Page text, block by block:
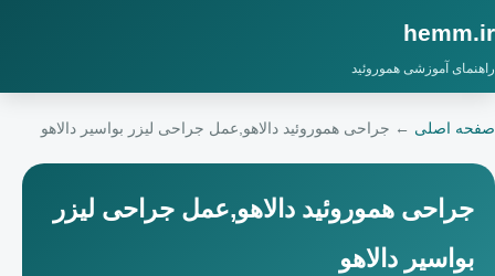
hemm.ir
راهنمای آموزشی هموروئید
صفحه اصلی ← جراحی هموروئید دالاهو,عمل جراحی لیزر بواسیر دالاهو
جراحی هموروئید دالاهو,عمل جراحی لیزر
بواسیر دالاهو